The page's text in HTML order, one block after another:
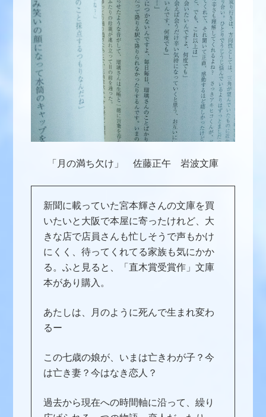
「月の満ち欠け」 佐藤正午 岩波文庫
新聞に載っていた宮本輝さんの文庫を買
いたいと大阪で本屋に寄ったけれど、大
きな店で店員さんも忙しそうで声もかけ
にくく、待ってくれてる家族も気にかか
る。ふと見ると、「直木賞受賞作」文庫
本があり購入。
あたしは、月のように死んで生まれ変わ
るー
この七歳の娘が、いまは亡きわが子？今
は亡き妻？今はなき恋人？
過去から現在への時間軸に沿って、繰り